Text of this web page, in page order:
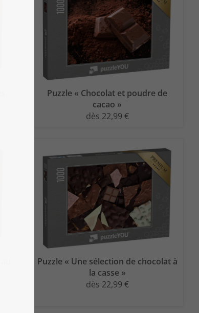
Puzzle « Chocolat et poudre de
cacao »
dès 22,99 €
Puzzle « Une sélection de chocolat à
la casse »
dès 22,99 €